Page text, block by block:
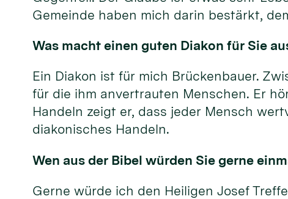
Gemeinde haben mich darin bestärkt,
Was macht einen guten Diakon für Sie
Ein Diakon ist für mich Brückenbauer.
für die ihm anvertrauten Menschen. Er
Handeln zeigt er, dass jeder Mensch
diakonisches Handeln.
Wen aus der Bibel würden Sie gerne
Gerne würde ich den Heiligen Josef